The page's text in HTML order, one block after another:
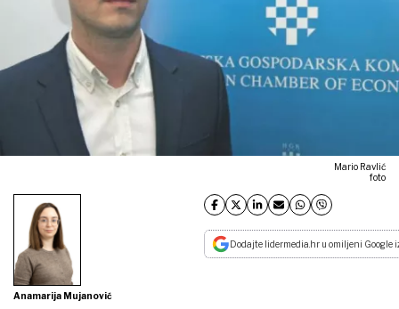
Mario Ravlić
foto
Anamarija Mujanović
Dodajte lidermedia.hr u omiljeni Google